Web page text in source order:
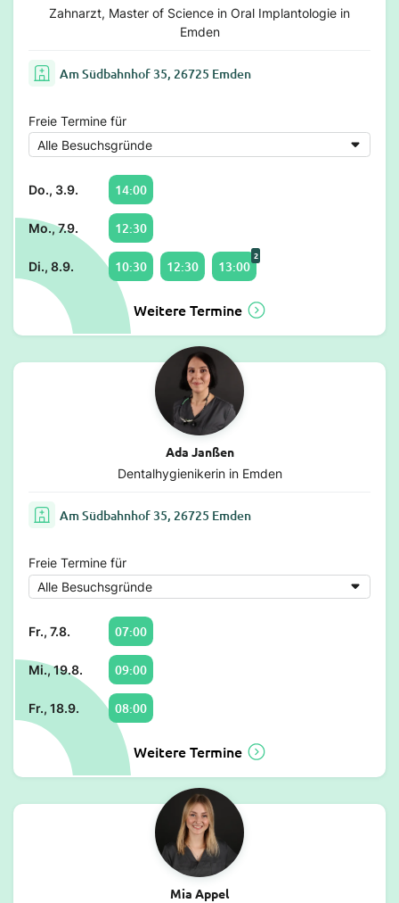
Zahnarzt, Master of Science in Oral Implantologie in
Emden
Am Südbahnhof 35, 26725 Emden
Freie Termine für
Do., 3.9. 14:00
Mo., 7.9. 12:30
Di., 8.9. 10:30 12:30 13:00
2
Weitere Termine
Ada Janßen
Dentalhygienikerin in Emden
Am Südbahnhof 35, 26725 Emden
Freie Termine für
Fr., 7.8. 07:00
Mi., 19.8. 09:00
Fr., 18.9. 08:00
Weitere Termine
Mia Appel